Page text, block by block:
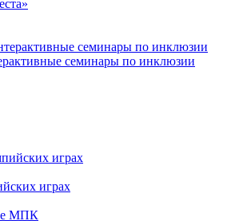
семинары по инклюзии
играх